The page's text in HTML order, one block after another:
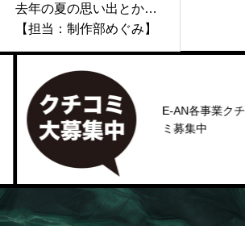
去年の夏の思い出とか…
【担当：制作部めぐみ】
E-AN各事業クチコ
ミ募集中